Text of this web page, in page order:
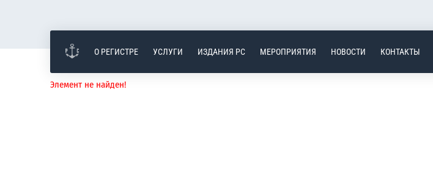
О РЕГИСТРЕ УСЛУГИ ИЗДАНИЯ РС МЕРОПРИЯТИЯ НОВОСТИ КОНТАКТЫ
Элемент не найден!